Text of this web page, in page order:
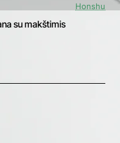
Honshu
su makštimis